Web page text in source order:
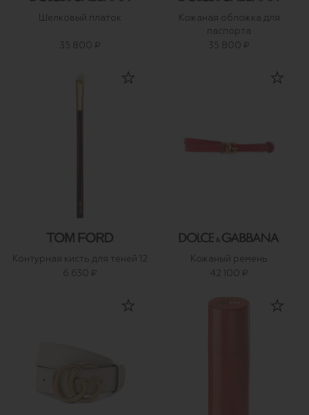
Шелковый платок
35 800 ₽
Кожаная обложка для
паспорта
35 800 ₽
Контурная кисть для теней 12
6 630 ₽
Кожаный ремень
42 100 ₽